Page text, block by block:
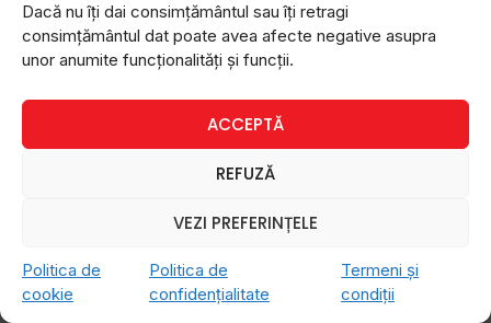
Dacă nu îți dai consimțământul sau îți retragi
consimțământul dat poate avea afecte negative asupra
unor anumite funcționalități și funcții.
ACCEPTĂ
REFUZĂ
VEZI PREFERINȚELE
Politica de
cookie
Politica de
confidențialitate
Termeni și
condiții